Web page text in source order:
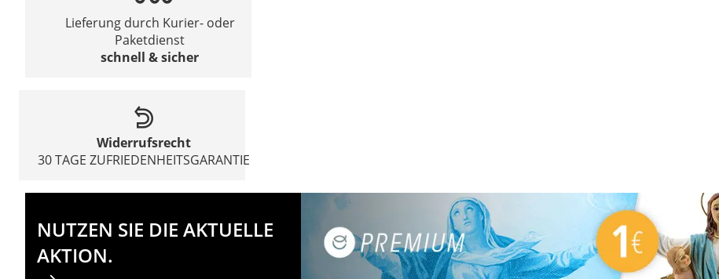
Lieferung durch Kurier- oder
Paketdienst
schnell & sicher
Widerrufsrecht
30 TAGE ZUFRIEDENHEITSGARANTIE
NUTZEN SIE DIE AKTUELLE
AKTION.